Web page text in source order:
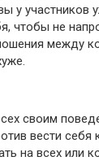
у участников
чтобы не
между
своим
вести себя
на всех или